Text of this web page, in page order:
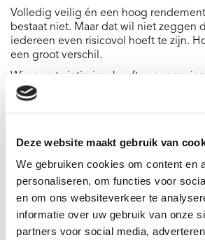
Deze website maakt gebruik van
We gebruiken cookies om content en
personaliseren, om functies voor
en om ons websiteverkeer te
informatie over uw gebruik van onze
partners voor social media,
Volledig veilig én een hoog
bestaat niet. Maar dat wil niet zeggen
iedereen even risicovol hoeft te zijn.
een groot verschil.
Wie nog twintig jaar heeft voor
schommelingen verdragen dan
gebruik van wil maken. Door te
bedrag in te leggen, ongeacht de
automatisch van dalende markten
geen garantie, maar met de juiste
rustige, lange adem kom je een heel
Sparen of beleggen? De